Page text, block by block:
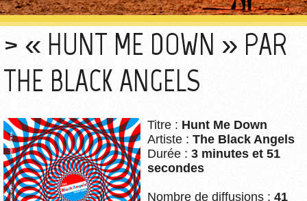
« HUNT ME DOWN » PAR
THE BLACK ANGELS
Titre : Hunt Me Down
Artiste : The Black Angels
Durée : 3 minutes et 51
secondes
Nombre de diffusions : 41